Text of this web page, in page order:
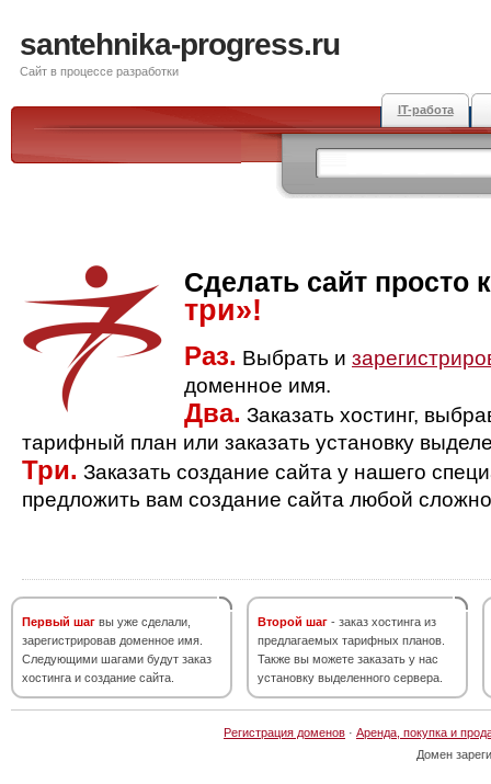
santehnika-progress.ru
Сайт в процессе разработки
IT-работа
Сделать сайт просто
три»!
Раз. Выбрать и
доменное имя.
Два. Заказать хостинг,
тарифный план или заказать установку
Три. Заказать создание сайта у нашего
предложить вам создание сайта любой
Первый шаг вы уже сделали,
зарегистрировав доменное имя.
Следующими шагами будут заказ
хостинга и создание сайта.
Второй шаг - заказ хостинга из
предлагаемых тарифных планов.
Также вы можете заказать у нас
установку выделенного сервера.
Регистрация доменов · Аренда, покупка и
Домен